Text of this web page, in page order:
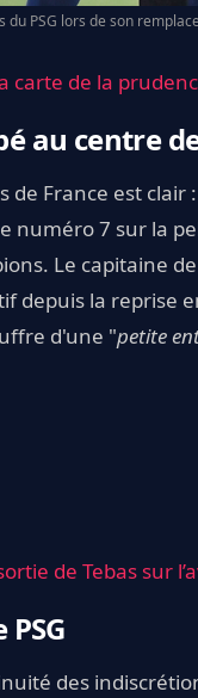
du PSG lors de son
carte de la
au centre
de France est
7 sur la
Le capitaine
depuis la reprise
d'une "petite
de Tebas sur
des